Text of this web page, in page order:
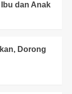
dan Anak
Dorong